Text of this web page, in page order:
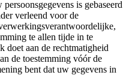
is gebaseerd
verleend voor de
te allen tijde in te
doet aan de rechtmatigheid
de toestemming vóór de
bent dat uw gegevens in